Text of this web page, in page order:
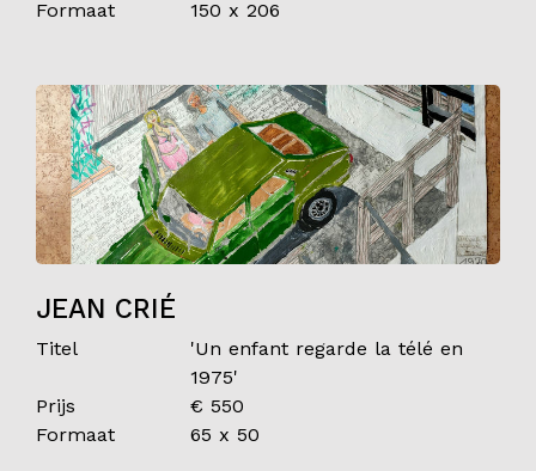
Formaat
150 x 206
JEAN CRIÉ
Titel
'Un enfant regarde la télé en
1975'
Prijs
€ 550
Formaat
65 x 50